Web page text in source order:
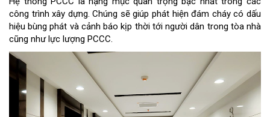
công trình xây dựng. Chúng sẽ giúp phát hiện đám cháy có dấu
hiệu bùng phát và cảnh báo kịp thời tới người dân trong tòa nhà
cũng như lực lượng PCCC.